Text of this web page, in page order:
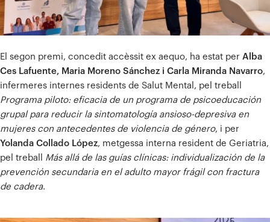
El segon premi, concedit accèssit ex aequo, ha estat per Alba
Ces Lafuente, Maria Moreno Sánchez i Carla Miranda Navarro,
infermeres internes residents de Salut Mental, pel treball
Programa piloto: eficacia de un programa de psicoeducación
grupal para reducir la sintomatología ansioso-depresiva en
mujeres con antecedentes de violencia de género, i per
Yolanda Collado López, metgessa interna resident de Geriatria,
pel treball Más allá de las guías clínicas: individualización de la
prevención secundaria en el adulto mayor frágil con fractura
de cadera.